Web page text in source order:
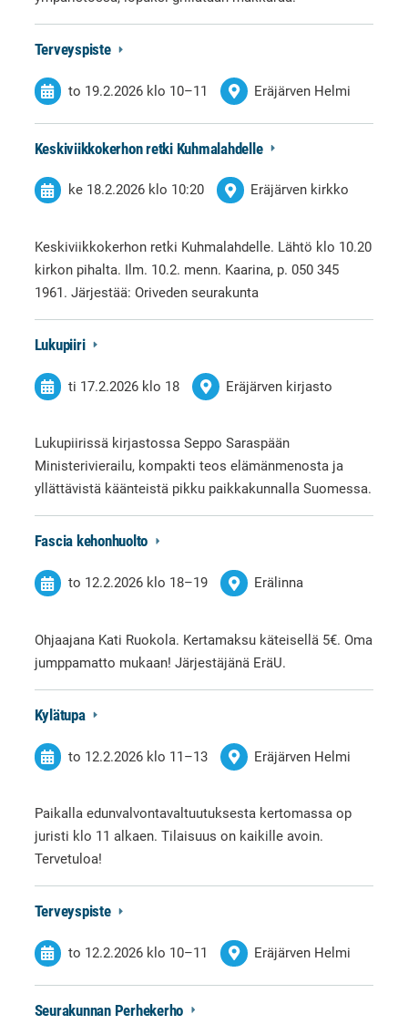
Terveyspiste
to 19.2.2026 klo 10–11 Eräjärven Helmi
Keskiviikkokerhon retki Kuhmalahdelle
ke 18.2.2026 klo 10:20 Eräjärven kirkko
Keskiviikkokerhon retki Kuhmalahdelle. Lähtö klo 10.20
kirkon pihalta. Ilm. 10.2. menn. Kaarina, p. 050 345
1961. Järjestää: Oriveden seurakunta
Lukupiiri
ti 17.2.2026 klo 18 Eräjärven kirjasto
Lukupiirissä kirjastossa Seppo Saraspään
Ministerivierailu, kompakti teos elämänmenosta ja
yllättävistä käänteistä pikku paikkakunnalla Suomessa.
Fascia kehonhuolto
to 12.2.2026 klo 18–19 Erälinna
Ohjaajana Kati Ruokola. Kertamaksu käteisellä 5€. Oma
jumppamatto mukaan! Järjestäjänä EräU.
Kylätupa
to 12.2.2026 klo 11–13 Eräjärven Helmi
Paikalla edunvalvontavaltuutuksesta kertomassa op
juristi klo 11 alkaen. Tilaisuus on kaikille avoin.
Tervetuloa!
Terveyspiste
to 12.2.2026 klo 10–11 Eräjärven Helmi
Seurakunnan Perhekerho